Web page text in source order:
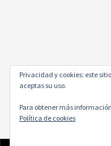
Privacidad y cookies: este
aceptas su uso.
Para obtener más
Política de cookies